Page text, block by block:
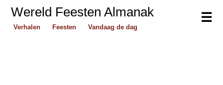
☰
Wereld Feesten Almanak
Verhalen Feesten Vandaag de dag